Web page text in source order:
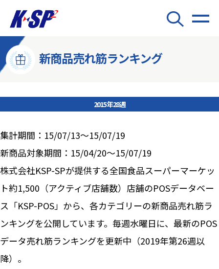
新商品売れ筋ランキング
2015年28週
集計期間：15/07/13～15/07/19
新商品対象期間：15/04/20～15/07/19
株式会社KSP-SPが提供する全国食品スーパーマーケッ
ト約1,500（アクティブ店舗数）店舗のPOSデータベー
ス「KSP-POS」から、各カテゴリーの新商品売れ筋ラ
ンキングを公開しています。毎週水曜日に、最新のPOS
データ売れ筋ランキングを更新中（2019年第26週以
降）。